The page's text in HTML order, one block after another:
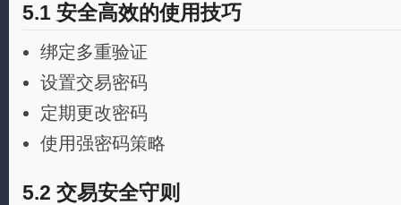
5.1 安全高效的使用技巧
绑定多重验证
设置交易密码
定期更改密码
使用强密码策略
5.2 交易安全守则